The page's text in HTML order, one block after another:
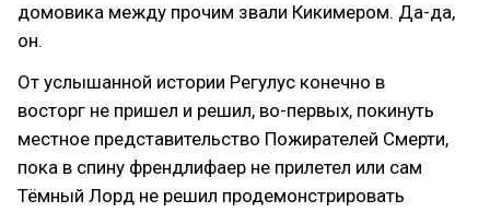
домовика между прочим звали Кикимером. Да-да,
он.
От услышанной истории Регулус конечно в
восторг не пришел и решил, во-первых, покинуть
местное представительство Пожирателей Смерти,
пока в спину френдлифаер не прилетел или сам
Тёмный Лорд не решил продемонстрировать